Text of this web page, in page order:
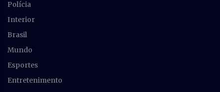
Polícia
Interior
Brasil
Mundo
Esportes
Entretenimento